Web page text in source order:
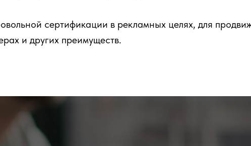
сертификации в рекламных целях, для
и других преимуществ.